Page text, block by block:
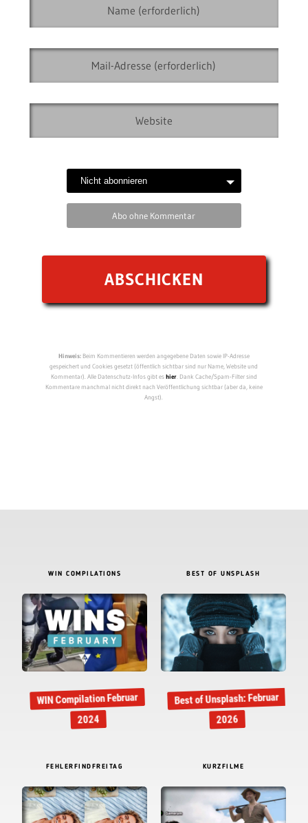
Abo ohne Kommentar
Hinweis:Beim Kommentieren werden angegebene Daten sowie IP-Adresse
gespeichert und Cookies gesetzt (öffentlich sichtbar sind nur Name, Website und
Kommentar). Alle Datenschutz-Infos gibt eshier. Dank Cache/Spam-Filter sind
Kommentare manchmal nicht direkt nach Veröffentlichung sichtbar (aber da, keine
Angst).
WIN COMPILATIONS
WIN Compilation Februar
2024
BEST OF UNSPLASH
Best of Unsplash: Februar
2026
FEHLERFINDFREITAG KURZFILME